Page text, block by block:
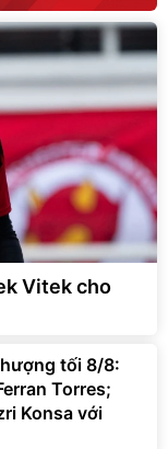
Vitek cho
tối 8/8:
Torres;
Konsa với